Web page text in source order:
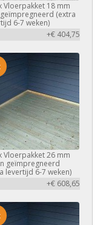
Vloerpakket 18 mm
(extra
6-7 weken)
+€ 404,75
Vloerpakket 26 mm
geïmpregneerd
levertijd 6-7 weken)
+€ 608,65